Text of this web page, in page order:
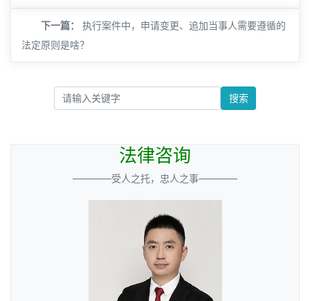
下一篇：
执行案件中，申请变更、追加当事人需要遵循的
法定原则是啥？
搜索
法律咨询
————受人之托，忠人之事————